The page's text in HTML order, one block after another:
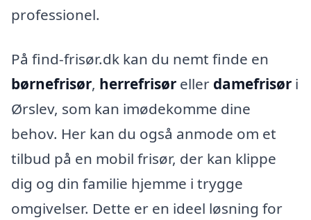
professionel.
På find-frisør.dk kan du nemt finde en
børnefrisør, herrefrisør eller damefrisør i
Ørslev, som kan imødekomme dine
behov. Her kan du også anmode om et
tilbud på en mobil frisør, der kan klippe
dig og din familie hjemme i trygge
omgivelser. Dette er en ideel løsning for